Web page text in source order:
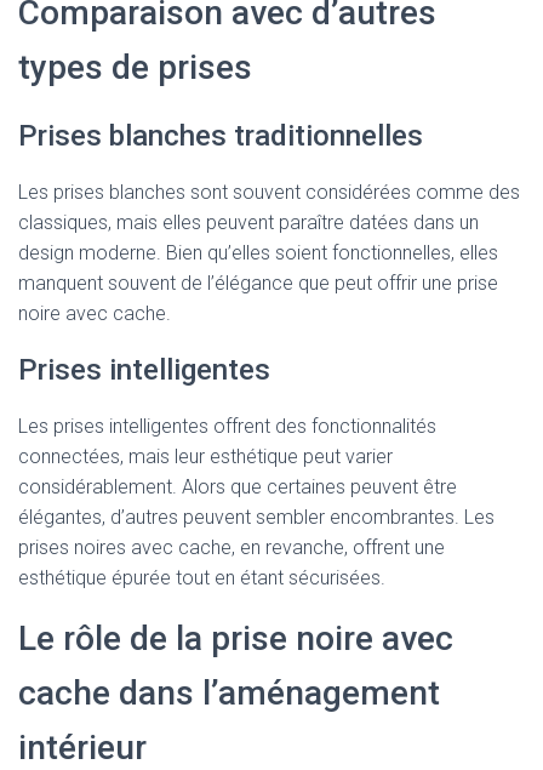
Comparaison avec d’autres
types de prises
Prises blanches traditionnelles
Les prises blanches sont souvent considérées comme des
classiques, mais elles peuvent paraître datées dans un
design moderne. Bien qu’elles soient fonctionnelles, elles
manquent souvent de l’élégance que peut offrir une prise
noire avec cache.
Prises intelligentes
Les prises intelligentes offrent des fonctionnalités
connectées, mais leur esthétique peut varier
considérablement. Alors que certaines peuvent être
élégantes, d’autres peuvent sembler encombrantes. Les
prises noires avec cache, en revanche, offrent une
esthétique épurée tout en étant sécurisées.
Le rôle de la prise noire avec
cache dans l’aménagement
intérieur